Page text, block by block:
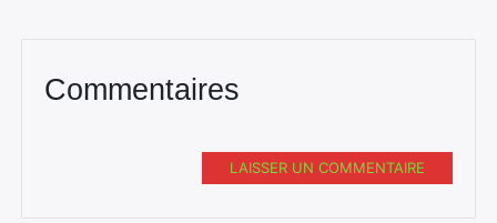
Commentaires
LAISSER UN COMMENTAIRE